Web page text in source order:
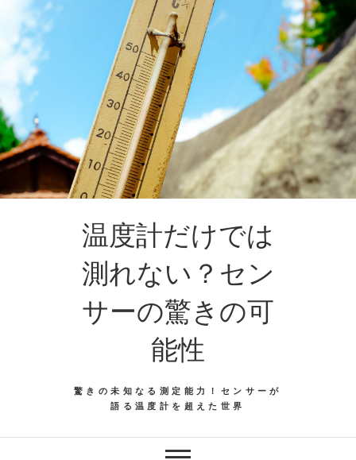
温度計だけでは
測れない？セン
サーの驚きの可
能性
驚きの未知なる測定能力！センサーが
語る温度計を超えた世界